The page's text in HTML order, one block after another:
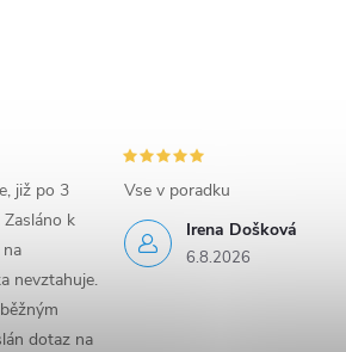
již po 3
k
nevztahuje.
dotaz na
Irena Došková
6.8.2026
Vse v poradku